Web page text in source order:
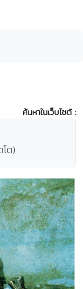
ค้นหาในเว็บไซต์ :
ต)